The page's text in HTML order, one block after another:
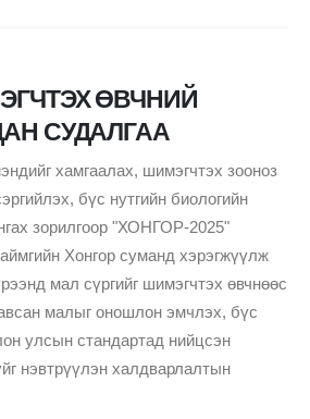
ӨВЧНИЙ
СУДАЛГАА
хамгаалах, шимэгчтэх зооноз
бүс нутгийн биологийн
зорилгоор "ХОНГОР-2025"
Хонгор суманд хэрэгжүүлж
мал сүргийг шимэгчтэх өвчнөөс
малыг оношлон эмчлэх, бүс
улсын стандартад нийцсэн
нэвтрүүлэн халдварлалтын